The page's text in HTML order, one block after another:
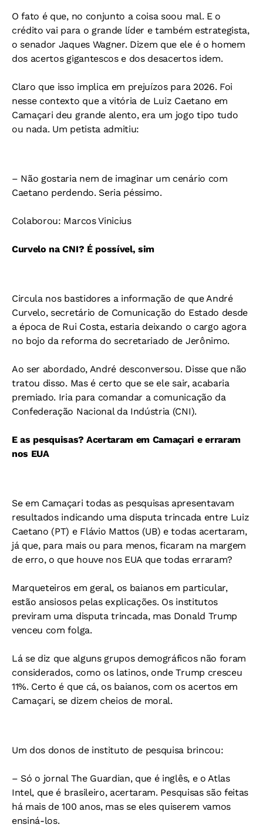
O fato é que, no conjunto a coisa soou mal. E o
crédito vai para o grande líder e também estrategista,
o senador Jaques Wagner. Dizem que ele é o homem
dos acertos gigantescos e dos desacertos idem.
Claro que isso implica em prejuízos para 2026. Foi
nesse contexto que a vitória de Luiz Caetano em
Camaçari deu grande alento, era um jogo tipo tudo
ou nada. Um petista admitiu:
– Não gostaria nem de imaginar um cenário com
Caetano perdendo. Seria péssimo.
Colaborou: Marcos Vinicius
Curvelo na CNI? É possível, sim
Circula nos bastidores a informação de que André
Curvelo, secretário de Comunicação do Estado desde
a época de Rui Costa, estaria deixando o cargo agora
no bojo da reforma do secretariado de Jerônimo.
Ao ser abordado, André desconversou. Disse que não
tratou disso. Mas é certo que se ele sair, acabaria
premiado. Iria para comandar a comunicação da
Confederação Nacional da Indústria (CNI).
E as pesquisas? Acertaram em Camaçari e erraram
nos EUA
Se em Camaçari todas as pesquisas apresentavam
resultados indicando uma disputa trincada entre Luiz
Caetano (PT) e Flávio Mattos (UB) e todas acertaram,
já que, para mais ou para menos, ficaram na margem
de erro, o que houve nos EUA que todas erraram?
Marqueteiros em geral, os baianos em particular,
estão ansiosos pelas explicações. Os institutos
previram uma disputa trincada, mas Donald Trump
venceu com folga.
Lá se diz que alguns grupos demográficos não foram
considerados, como os latinos, onde Trump cresceu
11%. Certo é que cá, os baianos, com os acertos em
Camaçari, se dizem cheios de moral.
Um dos donos de instituto de pesquisa brincou:
– Só o jornal The Guardian, que é inglês, e o Atlas
Intel, que é brasileiro, acertaram. Pesquisas são feitas
há mais de 100 anos, mas se eles quiserem vamos
ensiná-los.